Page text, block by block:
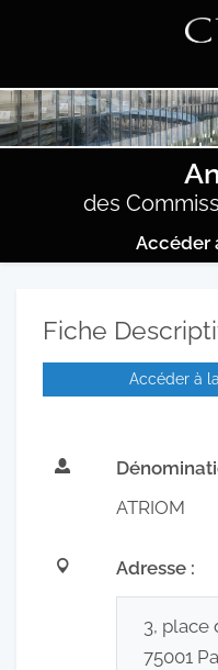
des
Accéder
Fiche
Accéder à
ATRIOM
Adresse :
3, place
75001